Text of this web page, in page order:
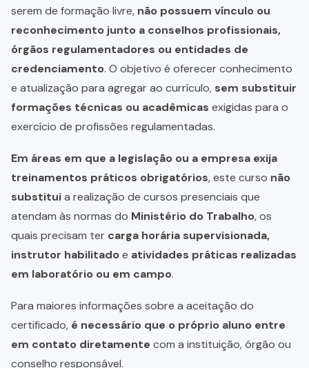
serem de formação livre, não possuem vínculo ou
reconhecimento junto a conselhos profissionais,
órgãos regulamentadores ou entidades de
credenciamento. O objetivo é oferecer conhecimento
e atualização para agregar ao currículo, sem substituir
formações técnicas ou acadêmicas exigidas para o
exercício de profissões regulamentadas.
Em áreas em que a legislação ou a empresa exija
treinamentos práticos obrigatórios, este curso não
substituia realização de cursos presenciais que
atendam às normas do Ministério do Trabalho, os
quais precisam ter carga horária supervisionada,
instrutor habilitadoe atividades práticas realizadas
em laboratório ou em campo.
Para maiores informações sobre a aceitação do
certificado, é necessário que o próprio aluno entre
em contato diretamente com a instituição, órgão ou
conselho responsável.